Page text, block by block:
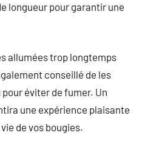
longueur pour garantir une
allumées trop longtemps
conseillé de les
éviter de fumer. Un
une expérience plaisante
de vos bougies.